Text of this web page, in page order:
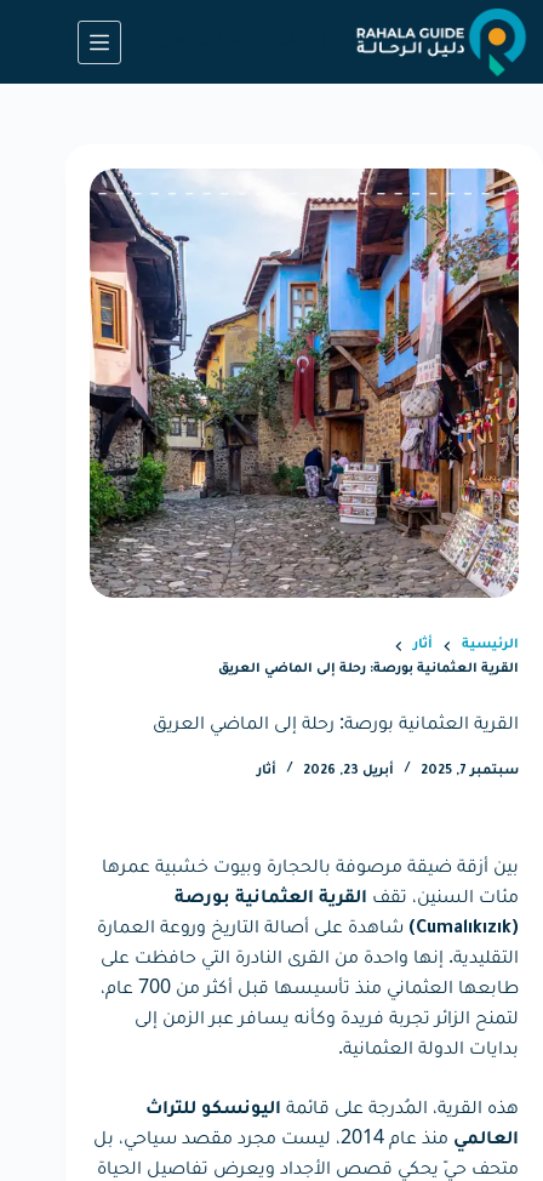
الرئيسية
أثار
القرية العثمانية بورصة: رحلة إلى الماضي العريق
القرية العثمانية بورصة: رحلة إلى الماضي العريق
سبتمبر 7, 2025 أبريل 23, 2026 أثار
بين أزقة ضيقة مرصوفة بالحجارة وبيوت خشبية عمرها
مئات السنين، تقف القرية العثمانية بورصة
(Cumalıkızık)
شاهدة على أصالة التاريخ وروعة العمارة
التقليدية. إنها واحدة من القرى النادرة التي حافظت على
طابعها العثماني منذ تأسيسها قبل أكثر من 700 عام،
لتمنح الزائر تجربة فريدة وكأنه يسافر عبر الزمن إلى
بدايات الدولة العثمانية.
هذه القرية، المُدرجة على قائمة اليونسكو للتراث
العالمي
منذ عام 2014، ليست مجرد مقصد سياحي، بل
متحف حيّ يحكي قصص الأجداد ويعرض تفاصيل الحياة